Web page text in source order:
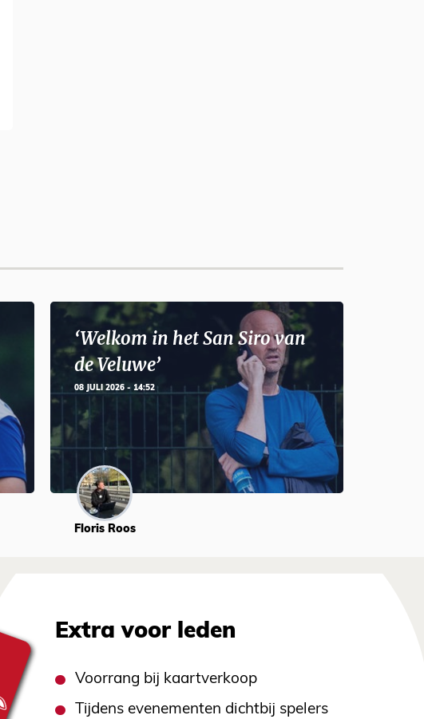
‘Welkom in het San Siro van
de Veluwe’
08 JULI 2026 - 14:52
Floris Roos
Extra voor leden
Voorrang bij kaartverkoop
Tijdens evenementen dichtbij spelers